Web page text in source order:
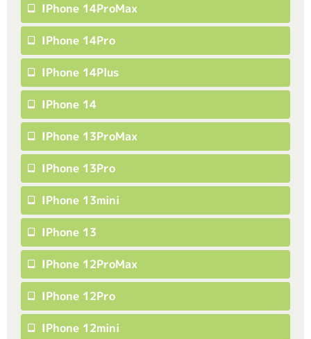
IPhone 14ProMax
IPhone 14Pro
IPhone 14Plus
IPhone 14
IPhone 13ProMax
IPhone 13Pro
IPhone 13mini
IPhone 13
IPhone 12ProMax
IPhone 12Pro
IPhone 12mini